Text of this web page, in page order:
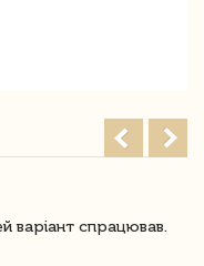
варіант спрацював.